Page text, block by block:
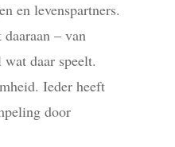
en levenspartners.
– van
wat daar speelt.
Ieder heeft
door